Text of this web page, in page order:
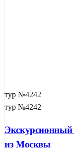
тур №4242
тур №4242
Экскурсионный
из Москвы